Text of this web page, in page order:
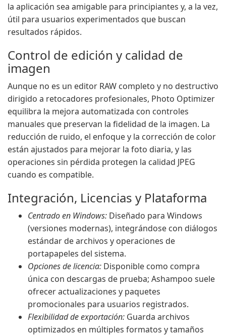
la aplicación sea amigable para principiantes y, a la vez,
útil para usuarios experimentados que buscan
resultados rápidos.
Control de edición y calidad de
imagen
Aunque no es un editor RAW completo y no destructivo
dirigido a retocadores profesionales, Photo Optimizer
equilibra la mejora automatizada con controles
manuales que preservan la fidelidad de la imagen. La
reducción de ruido, el enfoque y la corrección de color
están ajustados para mejorar la foto diaria, y las
operaciones sin pérdida protegen la calidad JPEG
cuando es compatible.
Integración, Licencias y Plataforma
Centrado en Windows: Diseñado para Windows
(versiones modernas), integrándose con diálogos
estándar de archivos y operaciones de
portapapeles del sistema.
Opciones de licencia: Disponible como compra
única con descargas de prueba; Ashampoo suele
ofrecer actualizaciones y paquetes
promocionales para usuarios registrados.
Flexibilidad de exportación: Guarda archivos
optimizados en múltiples formatos y tamaños